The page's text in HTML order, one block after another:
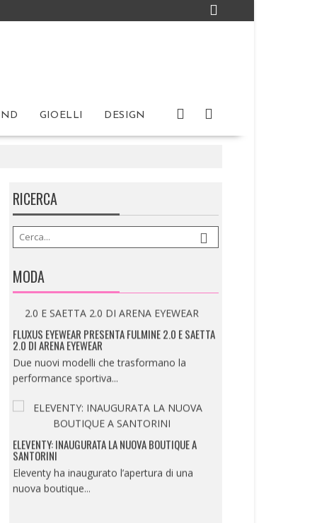
GIOELLI DESIGN
RICERCA
MODA
FLUXUS EYEWEAR PRESENTA FULMINE 2.0 E SAETTA
2.0 DI ARENA EYEWEAR
Due nuovi modelli che trasformano la
performance sportiva...
ELEVENTY: INAUGURATA LA NUOVA BOUTIQUE A
SANTORINI
Eleventy ha inaugurato l’apertura di una
nuova boutique...